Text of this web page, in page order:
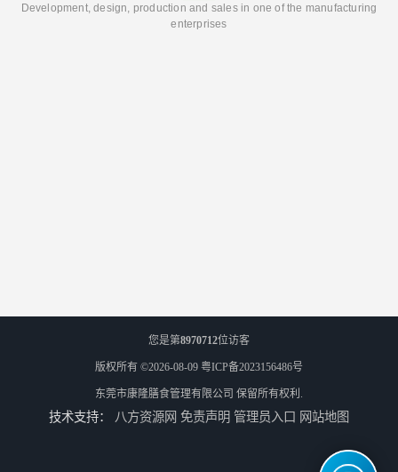
Development, design, production and sales in one of the manufacturing
enterprises
您是第8970712位访客
版权所有 ©2026-08-09 粤ICP备2023156486号
东莞市康隆膳食管理有限公司 保留所有权利.
技术支持： 八方资源网 免责声明 管理员入口 网站地图